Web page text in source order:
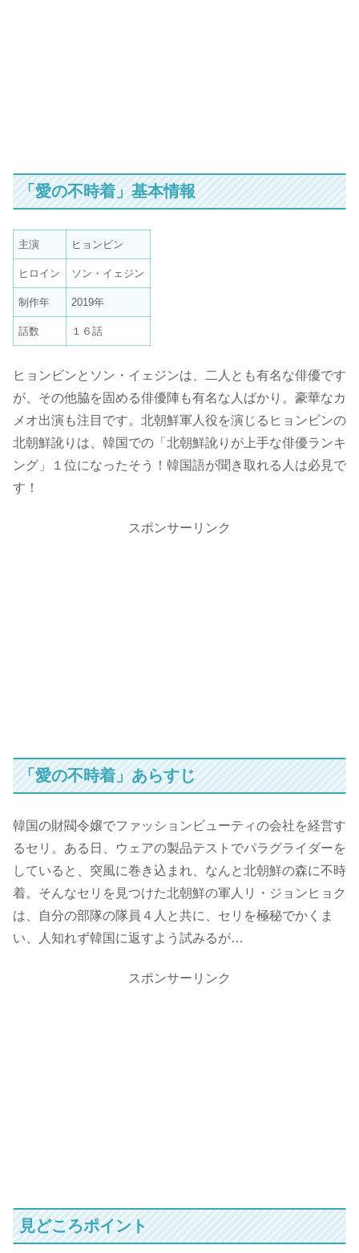
「愛の不時着」基本情報
主演 ヒョンビン
ヒロイン ソン・イェジン
制作年 2019年
話数 １６話
ヒョンビンとソン・イェジンは、二人とも有名な俳優です
が、その他脇を固める俳優陣も有名な人ばかり。豪華なカ
メオ出演も注目です。北朝鮮軍人役を演じるヒョンビンの
北朝鮮訛りは、韓国での「北朝鮮訛りが上手な俳優ランキ
ング」１位になったそう！韓国語が聞き取れる人は必見で
す！
スポンサーリンク
「愛の不時着」あらすじ
韓国の財閥令嬢でファッションビューティの会社を経営す
るセリ。ある日、ウェアの製品テストでパラグライダーを
していると、突風に巻き込まれ、なんと北朝鮮の森に不時
着。そんなセリを見つけた北朝鮮の軍人リ・ジョンヒョク
は、自分の部隊の隊員４人と共に、セリを極秘でかくま
い、人知れず韓国に返すよう試みるが…
スポンサーリンク
見どころポイント